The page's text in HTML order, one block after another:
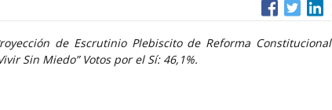
de Escrutinio Plebiscito de Reforma Constitucional
Sin Miedo” Votos por el Sí: 46,1%.